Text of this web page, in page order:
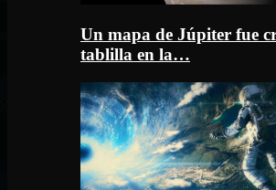
Un mapa de Júpiter fue
tablilla en la…